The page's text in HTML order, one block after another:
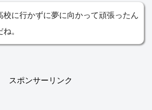
校に行かずに夢に向かって頑張ったん
ね。
スポンサーリンク